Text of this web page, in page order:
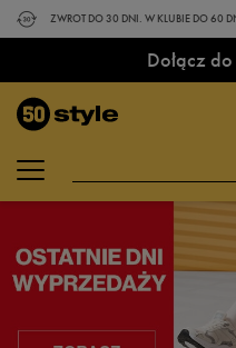
ZWROT DO 30 DNI. W KLUBIE DO 60
Dołącz